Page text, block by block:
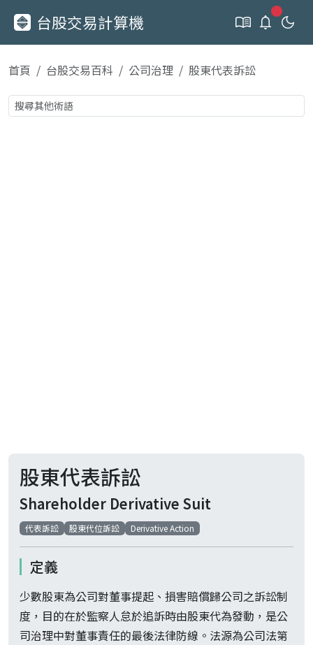
台股交易計算機 新通知
首頁 台股交易百科 公司治理 股東代表訴訟
股東代表訴訟
Shareholder Derivative Suit
代表訴訟 股東代位訴訟 Derivative Action
定義
少數股東為公司對董事提起、損害賠償歸公司之訴訟制
度，目的在於監察人怠於追訴時由股東代為發動，是公
司治理中對董事責任的最後法律防線。法源為公司法第